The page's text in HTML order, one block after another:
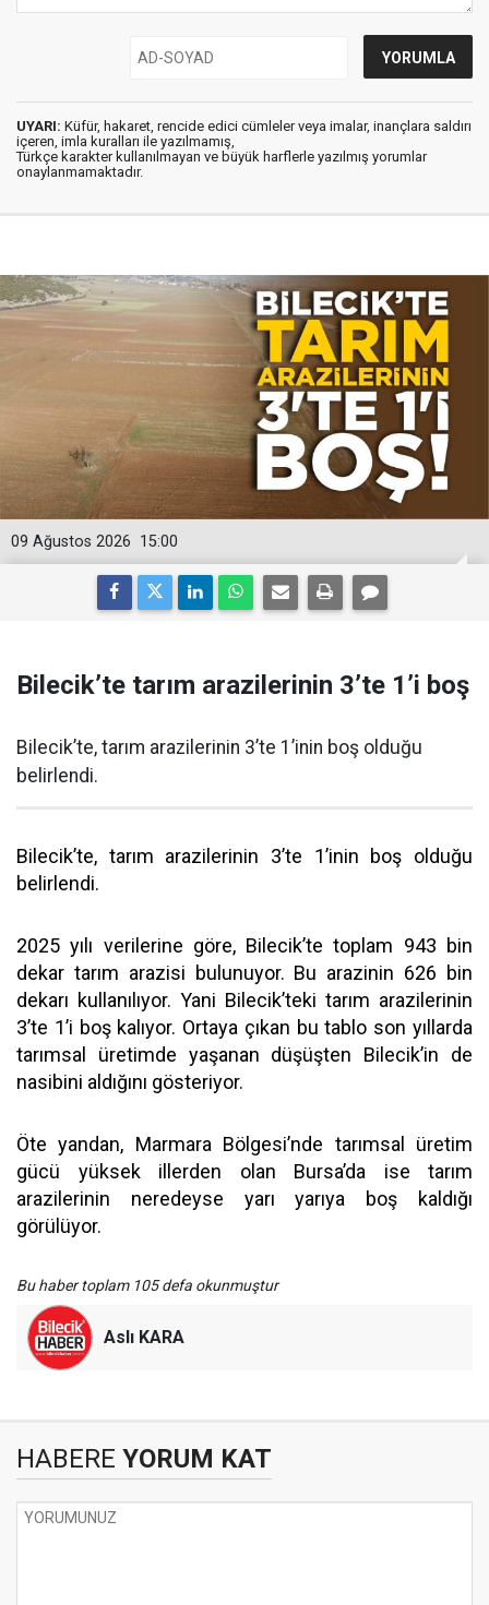
UYARI: Küfür, hakaret, rencide edici cümleler veya imalar, inançlara saldırı
içeren, imla kuralları ile yazılmamış,
Türkçe karakter kullanılmayan ve büyük harflerle yazılmış yorumlar
onaylanmamaktadır.
15:00
09 Ağustos 2026
Bilecik’te tarım arazilerinin 3’te 1’i boş
Bilecik’te, tarım arazilerinin 3’te 1’inin boş olduğu
belirlendi.
Bilecik’te, tarım arazilerinin 3’te 1’inin boş olduğu
belirlendi.
2025 yılı verilerine göre, Bilecik’te toplam 943 bin
dekar tarım arazisi bulunuyor. Bu arazinin 626 bin
dekarı kullanılıyor. Yani Bilecik’teki tarım arazilerinin
3’te 1’i boş kalıyor. Ortaya çıkan bu tablo son yıllarda
tarımsal üretimde yaşanan düşüşten Bilecik’in de
nasibini aldığını gösteriyor.
Öte yandan, Marmara Bölgesi’nde tarımsal üretim
gücü yüksek illerden olan Bursa’da ise tarım
arazilerinin neredeyse yarı yarıya boş kaldığı
görülüyor.
Bu haber toplam 105 defa okunmuştur
Aslı KARA
HABERE YORUM KAT